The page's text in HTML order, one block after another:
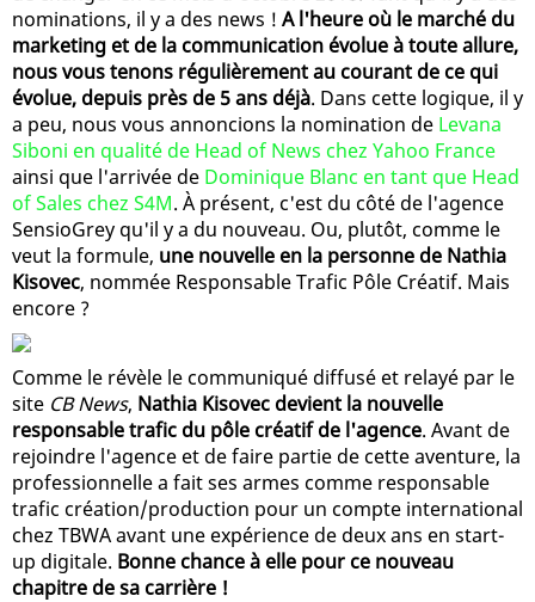
nominations, il y a des news ! A l'heure où le marché du
marketing et de la communication évolue à toute allure,
nous vous tenons régulièrement au courant de ce qui
évolue, depuis près de 5 ans déjà. Dans cette logique, il y
a peu, nous vous annoncions la nomination de Levana
Siboni en qualité de Head of News chez Yahoo France
ainsi que l'arrivée de Dominique Blanc en tant que Head
of Sales chez S4M. À présent, c'est du côté de l'agence
SensioGrey qu'il y a du nouveau. Ou, plutôt, comme le
veut la formule, une nouvelle en la personne de Nathia
Kisovec, nommée Responsable Trafic Pôle Créatif. Mais
encore ?
Comme le révèle le communiqué diffusé et relayé par le
site CB News, Nathia Kisovec devient la nouvelle
responsable trafic du pôle créatif de l'agence. Avant de
rejoindre l'agence et de faire partie de cette aventure, la
professionnelle a fait ses armes comme responsable
trafic création/production pour un compte international
chez TBWA avant une expérience de deux ans en start-
up digitale. Bonne chance à elle pour ce nouveau
chapitre de sa carrière !